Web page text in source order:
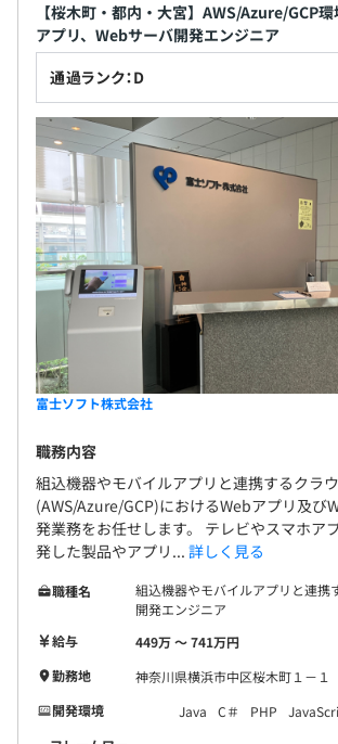
【桜木町・都内・大宮】AWS/Azure/GCP
アプリ、Webサーバ開発エンジニア
通過ランク：D
富士ソフト株式会社
職務内容
組込機器やモバイルアプリと連携するクラ
(AWS/Azure/GCP)におけるWebアプリ及び
発業務をお任せします。 テレビやスマホア
発した製品やアプリ... 詳しく見る
職種名
組込機器やモバイルアプリと連携
開発エンジニア
給与
449万 〜 741万円
勤務地
神奈川県横浜市中区桜木町１－１
開発環境
Java C＃ PHP